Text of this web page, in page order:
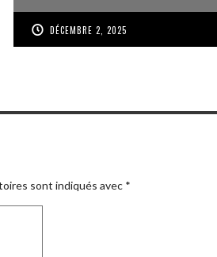
DÉCEMBRE 2, 2025
sont indiqués avec *